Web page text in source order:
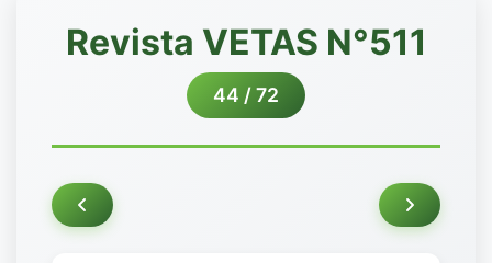
Revista VETAS N°511
44 / 72